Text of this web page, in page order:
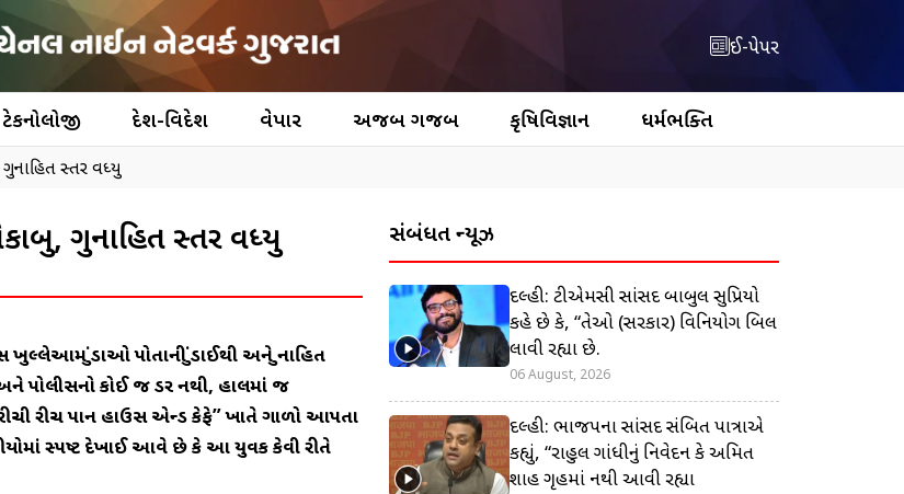
ઈ-પેપર
ટેકનોલોજી દેશ-વિદેશ વેપાર અજબ ગજબ કૃષિવિજ્ઞાન ધર્મભક્તિ
સ્તર વધ્યુ
ગુનાહિત સ્તર વધ્યુ
ગુંડાઓ પોતાની ગુંડાઈથી અને ગુનાહિત
અને પોલીસનો કોઈ જ ડર નથી, હાલમાં જ
રીચ પાન હાઉસ એન્ડ કેફે” ખાતે ગાળો આપતા
સ્પષ્ટ દેખાઈ આવે છે કે આ યુવક કેવી રીતે
સંબંધિત ન્યૂઝ
દિલ્હી: ટીએમસી સાંસદ બાબુલ સુપ્રિયો
કહે છે કે, “તેઓ (સરકાર) વિનિયોગ બિલ
લાવી રહ્યા છે.
06 August, 2026
દિલ્હી: ભાજપના સાંસદ સંબિત પાત્રાએ
કહ્યું, “રાહુલ ગાંધીનું નિવેદન કે અમિત
શાહ ગૃહમાં નથી આવી રહ્યા